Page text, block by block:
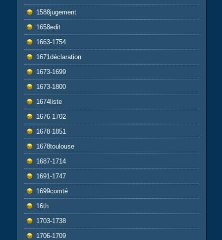
1588jugement
1658edit
1663-1754
1671déclaration
1673-1699
1673-1800
1674liste
1676-1702
1678-1851
1678toulouse
1687-1714
1691-1747
1699comté
16th
1703-1738
1706-1709